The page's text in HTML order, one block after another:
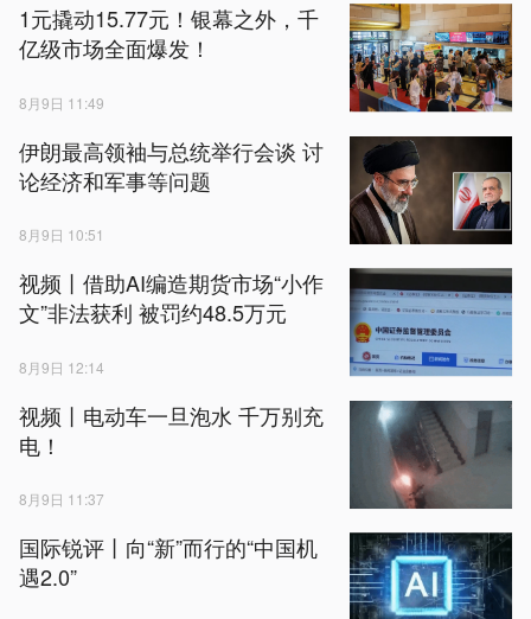
1元撬动15.77元！银幕之外，千
亿级市场全面爆发！
8月9日 11:49
伊朗最高领袖与总统举行会谈 讨
论经济和军事等问题
8月9日 10:51
视频丨借助AI编造期货市场“小作
文”非法获利 被罚约48.5万元
8月9日 12:14
视频丨电动车一旦泡水 千万别充
电！
8月9日 11:37
国际锐评丨向“新”而行的“中国机
遇2.0”